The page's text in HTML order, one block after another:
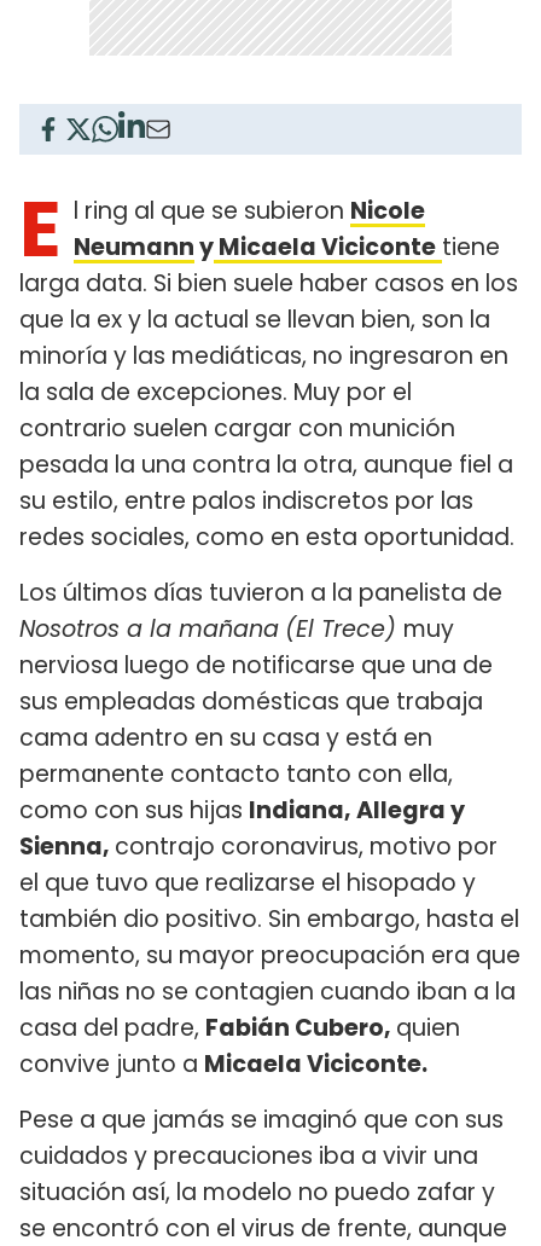
E l ring al que se subieron Nicole
NeumannyMicaela Viciconte tiene
larga data. Si bien suele haber casos en los
que la ex y la actual se llevan bien, son la
minoría y las mediáticas, no ingresaron en
la sala de excepciones. Muy por el
contrario suelen cargar con munición
pesada la una contra la otra, aunque fiel a
su estilo, entre palos indiscretos por las
redes sociales, como en esta oportunidad.
Los últimos días tuvieron a la panelista de
Nosotros a la mañana (El Trece) muy
nerviosa luego de notificarse que una de
sus empleadas domésticas que trabaja
cama adentro en su casa y está en
permanente contacto tanto con ella,
como con sus hijas Indiana, Allegra y
Sienna, contrajo coronavirus, motivo por
el que tuvo que realizarse el hisopado y
también dio positivo. Sin embargo, hasta el
momento, su mayor preocupación era que
las niñas no se contagien cuando iban a la
casa del padre, Fabián Cubero, quien
convive junto a Micaela Viciconte.
Pese a que jamás se imaginó que con sus
cuidados y precauciones iba a vivir una
situación así, la modelo no puedo zafar y
se encontró con el virus de frente, aunque